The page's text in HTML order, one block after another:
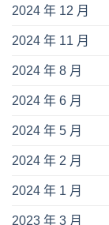
2024 年 12 月
2024 年 11 月
2024 年 8 月
2024 年 6 月
2024 年 5 月
2024 年 2 月
2024 年 1 月
2023 年 3 月